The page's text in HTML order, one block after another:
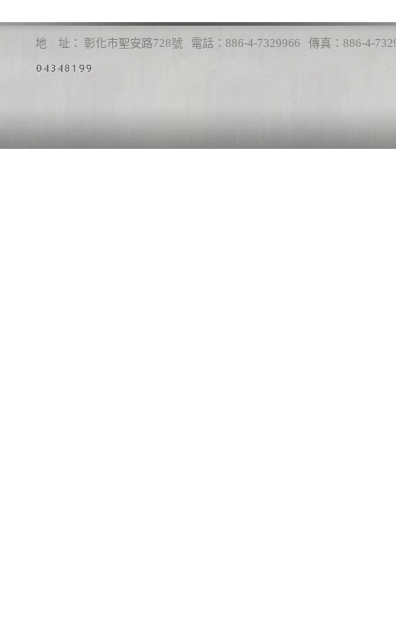
地 址： 彰化市聖安路728號 電話：886-4-7329966 傳真：886-4-